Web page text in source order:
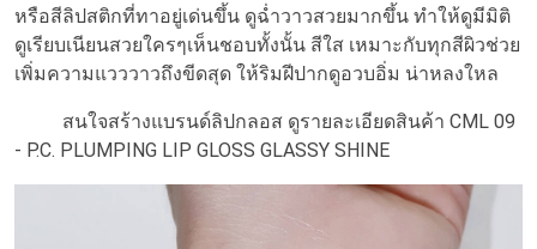
หรือสีลิปสติกที่ทาอยู่เด่นขึ้น ดูฉ่ำวาวสวยมากขึ้น ทำให้ดูมีมิติ
ดูเรียบเนียนสวยใครๆเห็นชอบทั้งนั้น สีใส เหมาะกับทุกสีผิวช่วย
เพิ่มความแวววาวถึงขีดสุด ให้ริมฝีปากดูอวบอิ่ม น่าหลงใหล
สนใจสร้างแบรนด์ลิปกลอส ดูรายละเอียดสินค้า CML 09
- P.C. PLUMPING LIP GLOSS GLASSY SHINE